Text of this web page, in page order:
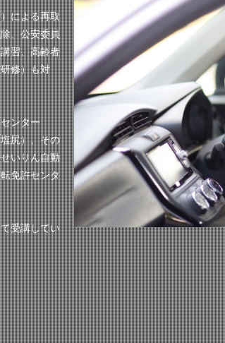
による再取
、公安委員
習、高齢者
修）も対
ンター
尻）、その
いりん自動
免許センタ
受講してい